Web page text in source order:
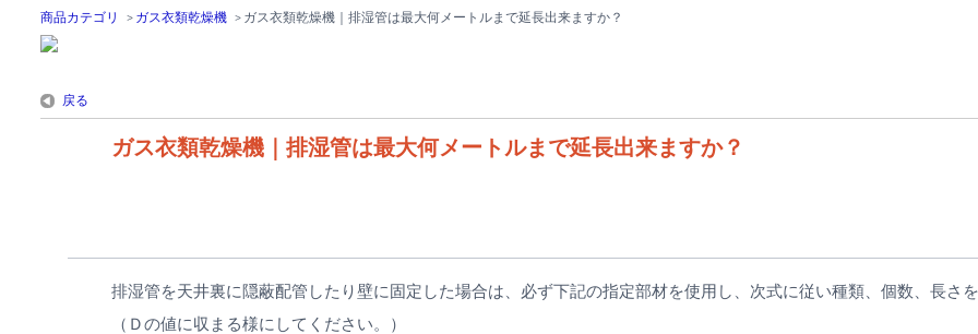
商品カテゴリ > ガス衣類乾燥機 > ガス衣類乾燥機｜排湿管は最大何メートルまで延長出来ますか？
戻る
ガス衣類乾燥機｜排湿管は最大何メートルまで延長出来ますか？
排湿管を天井裏に隠蔽配管したり壁に固定した場合は、必ず下記の指定部材を使用し、次式に従い種類、個数、長さ
（Ｄの値に収まる様にしてください。）